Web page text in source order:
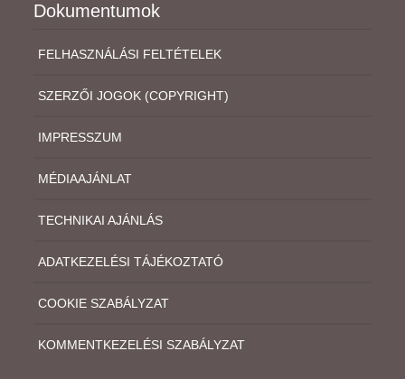
Dokumentumok
FELHASZNÁLÁSI FELTÉTELEK
SZERZŐI JOGOK (COPYRIGHT)
IMPRESSZUM
MÉDIAAJÁNLAT
TECHNIKAI AJÁNLÁS
ADATKEZELÉSI TÁJÉKOZTATÓ
COOKIE SZABÁLYZAT
KOMMENTKEZELÉSI SZABÁLYZAT